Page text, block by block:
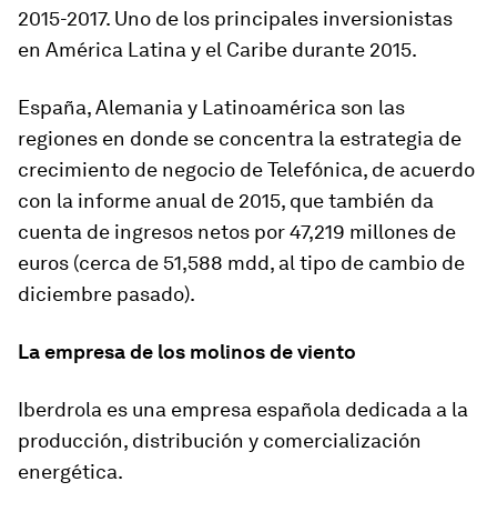
2015-2017. Uno de los principales inversionistas
en América Latina y el Caribe durante 2015.
España, Alemania y Latinoamérica son las
regiones en donde se concentra la estrategia de
crecimiento de negocio de Telefónica, de acuerdo
con la informe anual de 2015, que también da
cuenta de ingresos netos por 47,219 millones de
euros (cerca de 51,588 mdd, al tipo de cambio de
diciembre pasado).
La empresa de los molinos de viento
Iberdrola es una empresa española dedicada a la
producción, distribución y comercialización
energética.